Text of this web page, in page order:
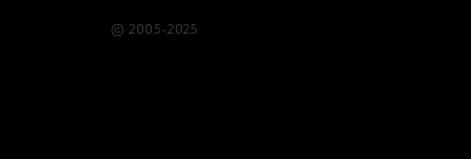
© 2005-2025